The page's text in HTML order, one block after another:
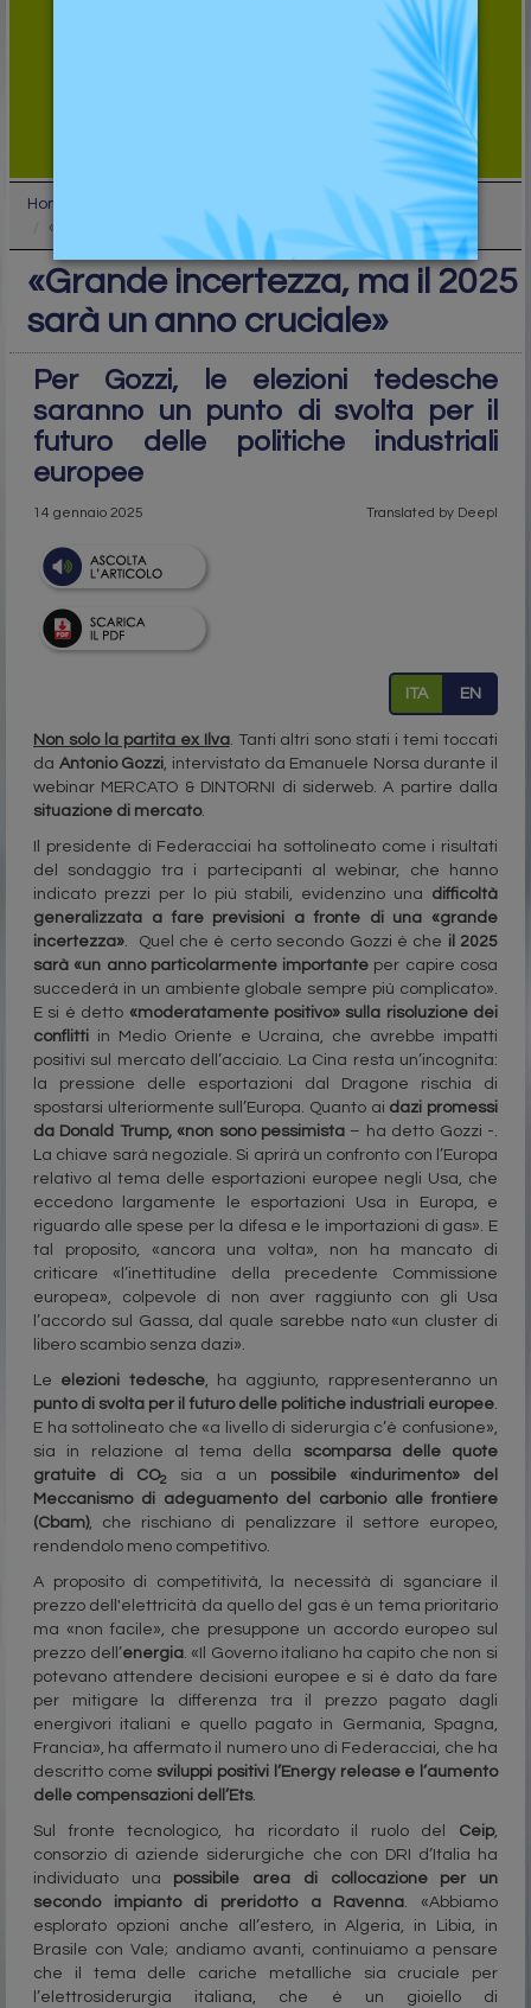
Home
«Grande incertezza, ma il 2025 sarà un anno crucia...
«Grande incertezza, ma il 2025
sarà un anno cruciale»
Per Gozzi, le elezioni tedesche
saranno un punto di svolta per il
futuro delle politiche industriali
europee
14 gennaio 2025 Translated by Deepl
ITA EN
Non solo la partita ex Ilva. Tanti altri sono stati i temi toccati
da Antonio Gozzi, intervistato da Emanuele Norsa durante il
webinar MERCATO & DINTORNI di siderweb. A partire dalla
situazione di mercato.
Il presidente di Federacciai ha sottolineato come i risultati
del sondaggio tra i partecipanti al webinar, che hanno
indicato prezzi per lo più stabili, evidenzino una difficoltà
generalizzata a fare previsioni a fronte di una «grande
incertezza». Quel che è certo secondo Gozzi è che il 2025
sarà «un anno particolarmente importante per capire cosa
succederà in un ambiente globale sempre più complicato».
E si è detto «moderatamente positivo» sulla risoluzione dei
conflitti in Medio Oriente e Ucraina, che avrebbe impatti
positivi sul mercato dell’acciaio. La Cina resta un’incognita:
la pressione delle esportazioni dal Dragone rischia di
spostarsi ulteriormente sull’Europa. Quanto ai dazi promessi
da Donald Trump, «non sono pessimista – ha detto Gozzi -.
La chiave sarà negoziale. Si aprirà un confronto con l’Europa
relativo al tema delle esportazioni europee negli Usa, che
eccedono largamente le esportazioni Usa in Europa, e
riguardo alle spese per la difesa e le importazioni di gas». E
tal proposito, «ancora una volta», non ha mancato di
criticare «l’inettitudine della precedente Commissione
europea», colpevole di non aver raggiunto con gli Usa
l’accordo sul Gassa, dal quale sarebbe nato «un cluster di
libero scambio senza dazi».
Le elezioni tedesche, ha aggiunto, rappresenteranno un
punto di svolta per il futuro delle politiche industriali europee.
E ha sottolineato che «a livello di siderurgia c’è confusione»,
sia in relazione al tema della
scomparsa delle quote
gratuite di CO2 sia a un possibile «indurimento» del
Meccanismo di adeguamento del carbonio alle frontiere
(Cbam), che rischiano di penalizzare il settore europeo,
rendendolo meno competitivo.
A proposito di competitività, la necessità di sganciare il
prezzo dell'elettricità da quello del gas è un tema prioritario
ma «non facile», che presuppone un accordo europeo sul
prezzo dell’energia. «Il Governo italiano ha capito che non si
potevano attendere decisioni europee e si è dato da fare
per mitigare la differenza tra il prezzo pagato dagli
energivori italiani e quello pagato in Germania, Spagna,
Francia», ha affermato il numero uno di Federacciai, che ha
descritto come sviluppi positivi l’Energy release e l’aumento
delle compensazioni dell’Ets.
Sul fronte tecnologico, ha ricordato il ruolo del Ceip,
consorzio di aziende siderurgiche che con DRI d’Italia ha
individuato una possibile area di collocazione per un
secondo impianto di preridotto a Ravenna. «Abbiamo
esplorato opzioni anche all’estero, in Algeria, in Libia, in
Brasile con Vale; andiamo avanti, continuiamo a pensare
che il tema delle cariche metalliche sia cruciale per
l’elettrosiderurgia italiana, che è un gioiello di